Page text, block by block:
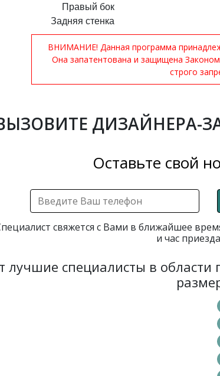
Правый бок
Задняя стенка
ВНИМАНИЕ! Данная программа
Она запатентована и защищена
строго
ДИЗАЙНЕРА-
Оставьте свой
свяжется с Вами в ближайшее
и час
лучшие специалисты в